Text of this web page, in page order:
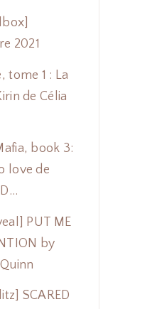
2021
tome 1 : La
de Célia
book 3:
love de
PUT ME
by
SCARED